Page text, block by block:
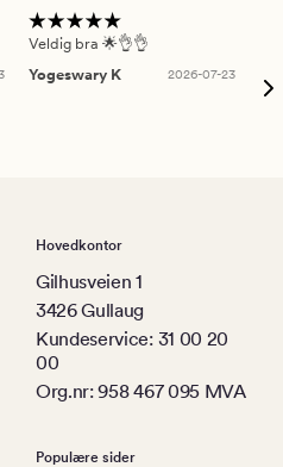
Veldig bra 🌟👌👌
Yogeswary K
2026-07-23
Hovedkontor
Gilhusveien 1
3426 Gullaug
Kundeservice: 31 00 20
00
Org.nr: 958 467 095 MVA
Populære sider